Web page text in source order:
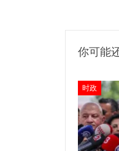
你可能
时政